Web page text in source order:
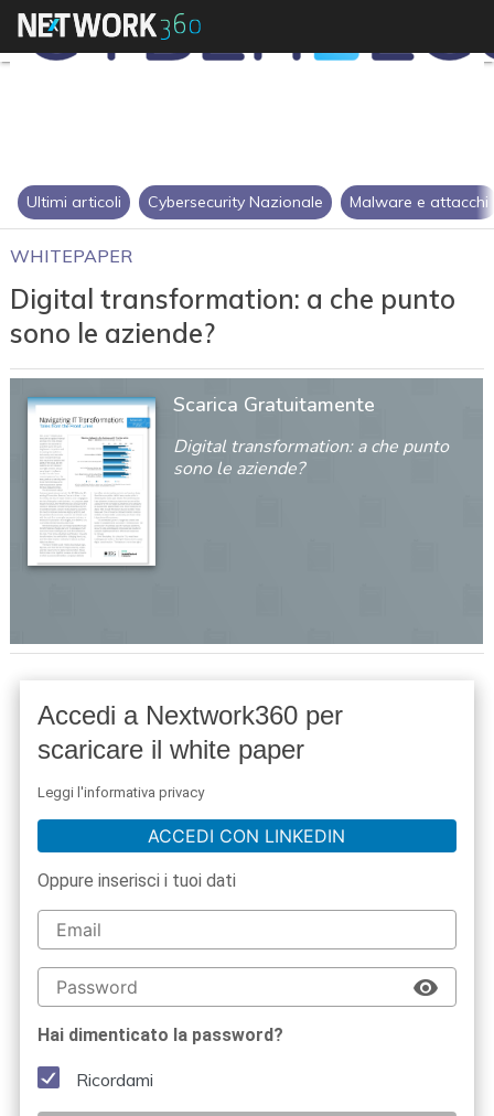
Ultimi articoli Cybersecurity Nazionale Malware e attacchi
WHITEPAPER
Digital transformation: a che punto
sono le aziende?
Scarica Gratuitamente
Digital transformation: a che punto
sono le aziende?
Accedi a Nextwork360 per
scaricare il white paper
Leggi l'informativa privacy
ACCEDI CON LINKEDIN
Oppure inserisci i tuoi dati
Hai dimenticato la password?
Ricordami